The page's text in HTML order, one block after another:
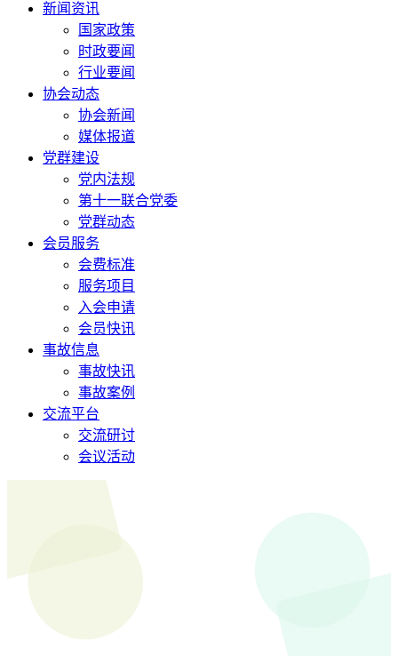
新闻资讯
国家政策
时政要闻
行业要闻
协会动态
协会新闻
媒体报道
党群建设
党内法规
第十一联合党委
党群动态
会员服务
会费标准
服务项目
入会申请
会员快讯
事故信息
事故快讯
事故案例
交流平台
交流研讨
会议活动